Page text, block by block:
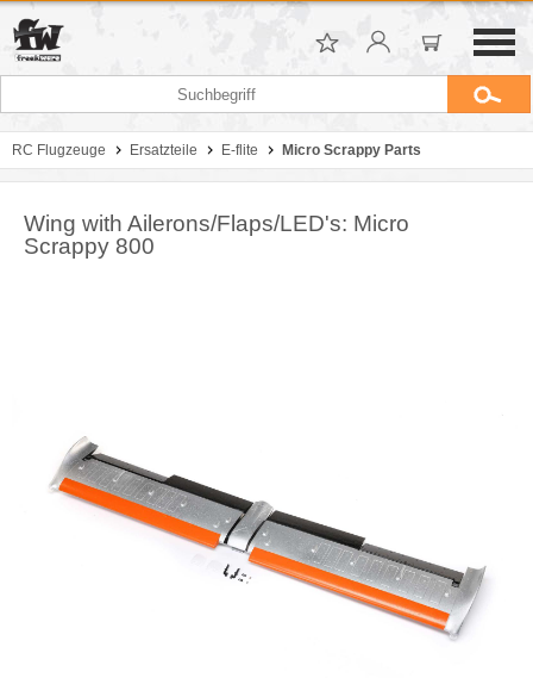
RC Flugzeuge Ersatzteile E-flite Micro Scrappy Parts
Wing with Ailerons/Flaps/LED's: Micro
Scrappy 800